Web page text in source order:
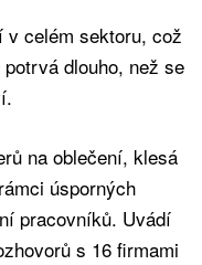
v celém sektoru, což
dlouho, než se
na oblečení, klesá
úsporných
pracovníků. Uvádí
s 16 firmami